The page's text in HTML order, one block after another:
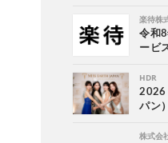
楽待株
令和
ービ
HDR
2026
パン
株式会